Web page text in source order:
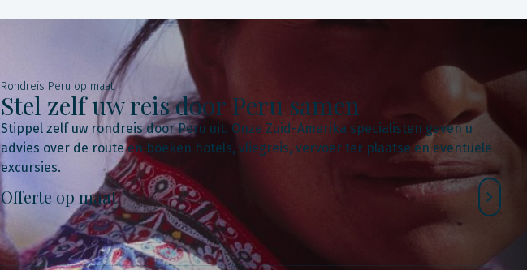
Rondreis Peru op maat
Stel zelf uw reis door Peru samen
Stippel zelf uw rondreis door Peru uit. Onze Zuid-Amerika specialisten geven u
advies over de route en boeken hotels, vliegreis, vervoer ter plaatse en eventuele
excursies.
Offerte op maat